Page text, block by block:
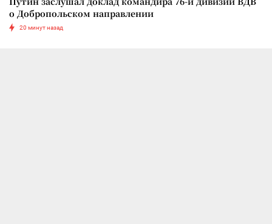
о Добропольском направлении
20 минут назад